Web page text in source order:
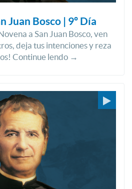
Juan Bosco | 9º Día
a San Juan Bosco, ven
deja tus intenciones y reza
Continue lendo →